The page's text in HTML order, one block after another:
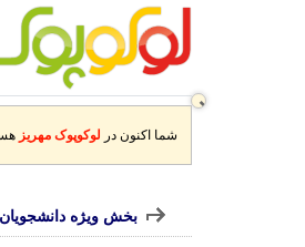
شما اکنون در لوکوپوک مهریز
بخش ویژه دانشجویان